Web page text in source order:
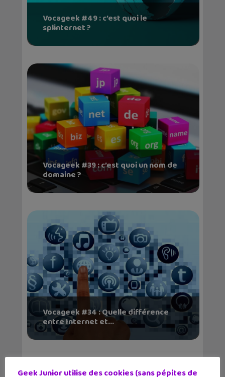
Vocageek #49 : c’est quoi le
splinternet ?
Vocageek #39 : c’est quoi un nom de
domaine ?
Vocageek #34 : Quelle différence
entre Internet et...
Geek Junior utilise des cookies (sans pépites de